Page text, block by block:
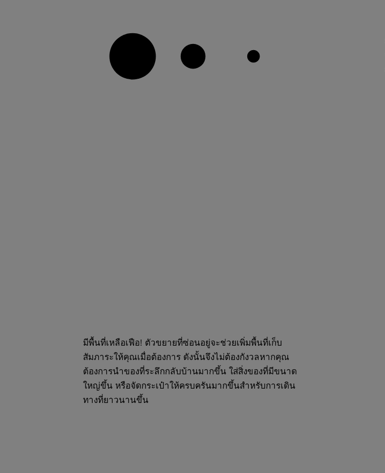
มีพื้นที่เหลือเฟือ! ตัวขยายที่ซ่อนอยู่จะช่วยเพิ่มพื้นที่เก็บ
สัมภาระให้คุณเมื่อต้องการ ดังนั้นจึงไม่ต้องกังวลหากคุณ
ต้องการนำของที่ระลึกกลับบ้านมากขึ้น ใส่สิ่งของที่มีขนาด
ใหญ่ขึ้น หรือจัดกระเป๋าให้ครบครันมากขึ้นสำหรับการเดิน
ทางที่ยาวนานขึ้น